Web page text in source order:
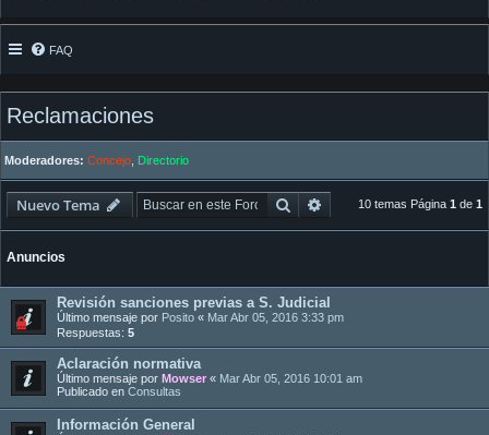
FAQ
Reclamaciones
Moderadores: Concejo Directorio
Nuevo Tema Buscar Búsqueda avanzada
10 temas Página 1 de 1
Anuncios
Revisión sanciones previas a S. Judicial
Último mensaje por Posito « Mar Abr 05, 2016 3:33 pm
Respuestas: 5
Aclaración normativa
Último mensaje por Mowser « Mar Abr 05, 2016 10:01 am
Publicado en Consultas
Información General